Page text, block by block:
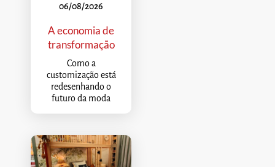
06/08/2026
A economia de
transformação
Como a
customização está
redesenhando o
futuro da moda